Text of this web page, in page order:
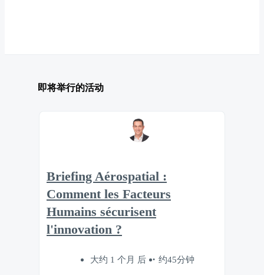
即将举行的活动
Briefing Aérospatial :
Comment les Facteurs
Humains sécurisent
l'innovation ?
大约 1 个月 后 约45分钟